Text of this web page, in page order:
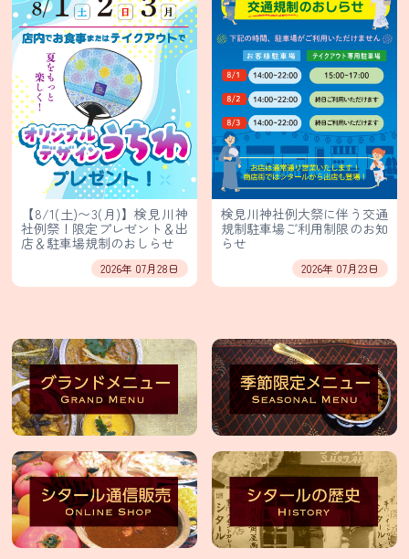
個
人
情
報
保
護
方
針・
権
等
卸
売
事
業
部
イ
ン
ス
タ
【8/1(土)〜3(月)】検見川神
社例祭！限定プレゼント＆出
店＆駐車場規制のおしらせ
2026年 07月28日
検見川神社例大祭に伴う交通
規制駐車場ご利用制限のお知
らせ
2026年 07月23日